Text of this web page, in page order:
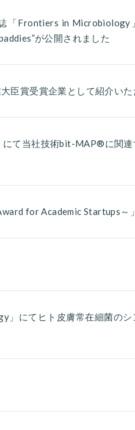
Frontiers in Microbiology
が公開されました
臣賞受賞企業として紹介いた
て当社技術bit-MAP®に関
for Academic Startups～
にてヒト皮膚常在細菌の